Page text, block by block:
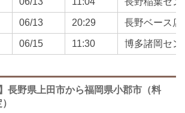
06/13 20:29 長野ベース店
06/15 11:30 博多諸岡セン
長野県上田市から福岡県小郡市（料